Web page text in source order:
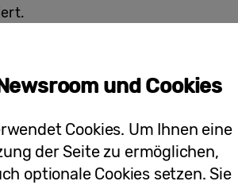
und Reife von
nun ein neues Level.
als weltweit führende TV-
Innovationen in Display-
und Cookies
Cookies. Um Ihnen eine
der Seite zu ermöglichen,
optionale Cookies setzen. Sie